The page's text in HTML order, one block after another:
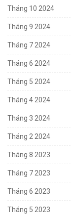
Tháng 10 2024
Tháng 9 2024
Tháng 7 2024
Tháng 6 2024
Tháng 5 2024
Tháng 4 2024
Tháng 3 2024
Tháng 2 2024
Tháng 8 2023
Tháng 7 2023
Tháng 6 2023
Tháng 5 2023